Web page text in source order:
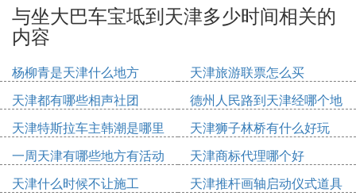
你也可以打车去机场，这样多花一些钱，但是可以快
一些；你还是从南口路站下车（宝坻到白庙），到马
的），到常州道站下车再打车，你可以让司机上顺驰
立交桥，走卫国道，然后一直开，过外环线后上立交
桥右转再一直向前就到机场了，从常州道到机场大概
有10多公里，20元的车费就差不多了。
⑵ 天津宝坻区到市里坐哪辆车大约要多长
与坐大巴车宝坻到天津多少时间相关的
内容
杨柳青是天津什么地方
天津旅游联票怎么买
天津都有哪些相声社团
德州人民路到天津经哪个地
方
天津特斯拉车主韩潮是哪里
天津狮子林桥有什么好玩
一周天津有哪些地方有活动
天津商标代理哪个好
天津什么时候不让施工
天津推杆画轴启动仪式道具